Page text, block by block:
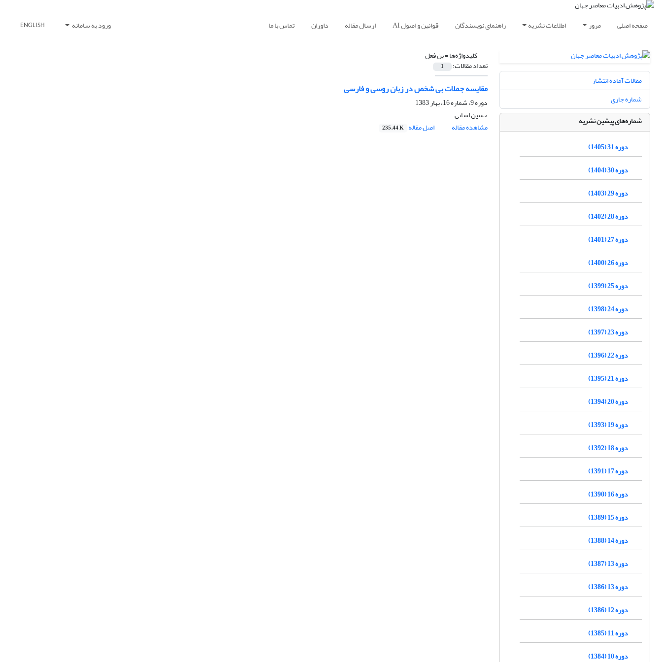
صفحه اصلی مرور اطلاعات نشریه راهنمای نویسندگان قوانین و اصول AI ارسال مقاله داوران تماس با ما ورود به سامانه ENGLISH
کلیدواژه‌ها =بن فعل
تعداد مقالات: 1
مقایسه جملات بی شخص در زبان روسی و فارسی
دوره 9، شماره 16، بهار 1383
حسین لسانى
مشاهده مقاله
اصل مقاله 235.44 K
مقالات آماده انتشار
شماره جاری
شماره‌های پیشین نشریه
دوره 31 (1405)
دوره 30 (1404)
دوره 29 (1403)
دوره 28 (1402)
دوره 27 (1401)
دوره 26 (1400)
دوره 25 (1399)
دوره 24 (1398)
دوره 23 (1397)
دوره 22 (1396)
دوره 21 (1395)
دوره 20 (1394)
دوره 19 (1393)
دوره 18 (1392)
دوره 17 (1391)
دوره 16 (1390)
دوره 15 (1389)
دوره 14 (1388)
دوره 13 (1387)
دوره 13 (1386)
دوره 12 (1386)
دوره 11 (1385)
دوره 10 (1384)